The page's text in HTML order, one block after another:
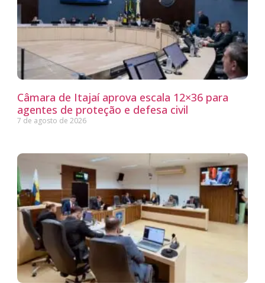
Câmara de Itajaí aprova escala 12×36 para
agentes de proteção e defesa civil
7 de agosto de 2026